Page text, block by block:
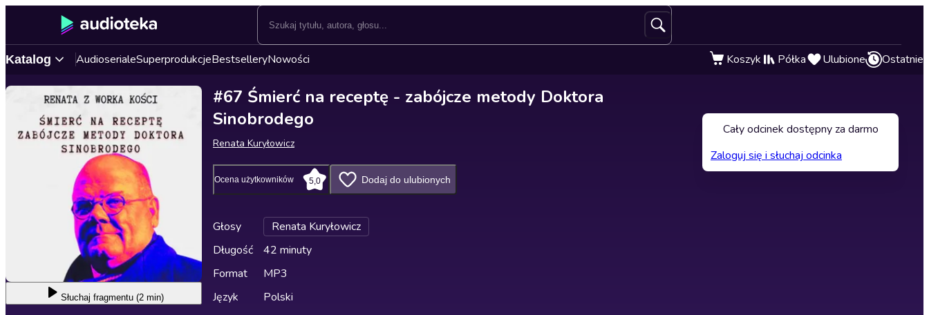
Katalog AudioserialeSuperprodukcjeBestselleryNowości Koszyk Półka Ulubione Ostatnie
Słuchaj fragmentu (2 min)
#67 Śmierć na receptę - zabójcze metody Doktora
Sinobrodego
Renata Kuryłowicz
Ocena użytkowników 5,0 Dodaj do ulubionych
Głosy
Renata Kuryłowicz
Długość
42 minuty
Format
MP3
Język
Polski
Cały odcinek dostępny za darmo
Zaloguj się i słuchaj odcinka